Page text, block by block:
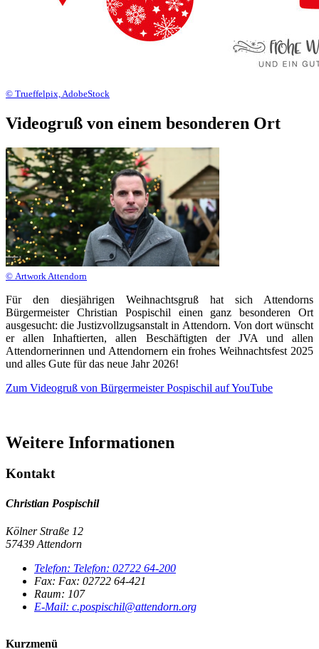
© Trueffelpix, AdobeStock
Videogruß von einem besonderen Ort
© Artwork Attendorn
Für den diesjährigen Weihnachtsgruß hat sich Attendorns
Bürgermeister Christian Pospischil einen ganz besonderen Ort
ausgesucht: die Justizvollzugsanstalt in Attendorn. Von dort wünscht
er allen Inhaftierten, allen Beschäftigten der JVA und allen
Attendornerinnen und Attendornern ein frohes Weihnachtsfest 2025
und alles Gute für das neue Jahr 2026!
Zum Videogruß von Bürgermeister Pospischil auf YouTube
Weitere Informationen
Kontakt
Christian Pospischil
Kölner Straße 12
57439 Attendorn
Telefon: Telefon: 02722 64-200
Fax: Fax: 02722 64-421
Raum: 107
E-Mail: c.pospischil@attendorn.org
Kurzmenü